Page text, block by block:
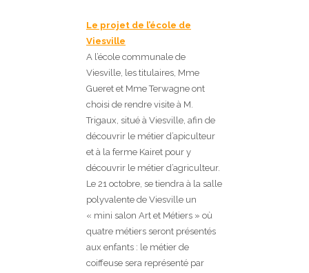
Le projet de l’école de
Viesville
A l’école communale de
Viesville, les titulaires, Mme
Gueret et Mme Terwagne ont
choisi de rendre visite à M.
Trigaux, situé à Viesville, afin de
découvrir le métier d’apiculteur
et à la ferme Kairet pour y
découvrir le métier d’agriculteur.
Le 21 octobre, se tiendra à la salle
polyvalente de Viesville un
« mini salon Art et Métiers » où
quatre métiers seront présentés
aux enfants : le métier de
coiffeuse sera représenté par